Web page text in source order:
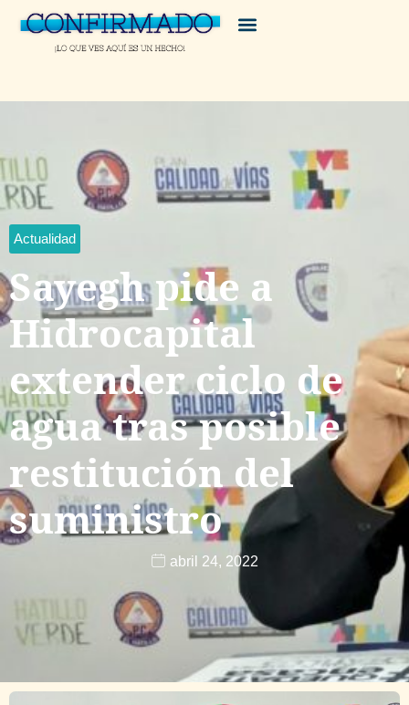
Actualidad
Sayegh pide a
Hidrocapital
extender ciclo de
agua tras posible
restitución del
suministro
abril 24, 2022